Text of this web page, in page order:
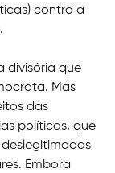
contra a
divisória que
Mas
das
políticas, que
deslegitimadas
Embora